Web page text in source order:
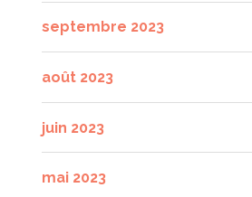
septembre 2023
août 2023
juin 2023
mai 2023